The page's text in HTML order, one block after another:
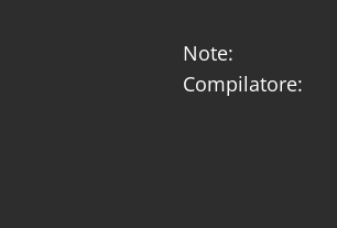
Note:
Compilatore: